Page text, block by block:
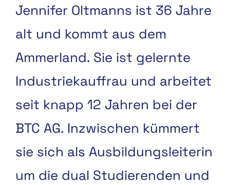
Jennifer Oltmanns ist 36 Jahre
alt und kommt aus dem
Ammerland. Sie ist gelernte
Industriekauffrau und arbeitet
seit knapp 12 Jahren bei der
BTC AG. Inzwischen kümmert
sie sich als Ausbildungsleiterin
um die dual Studierenden und